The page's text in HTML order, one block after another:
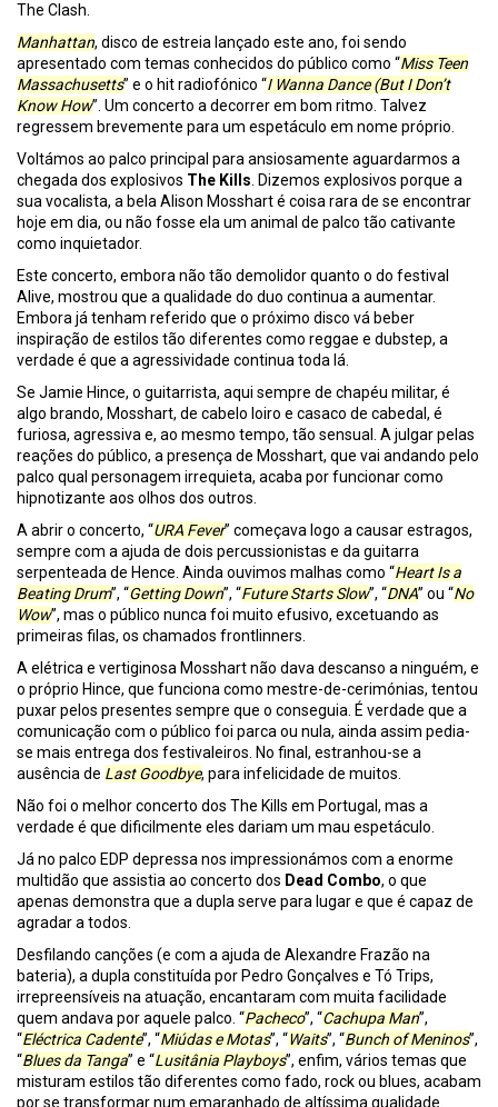
The Clash.
Manhattan, disco de estreia lançado este ano, foi sendo
apresentado com temas conhecidos do público como “Miss Teen
Massachusetts” e o hit radiofónico “I Wanna Dance (But I Don’t
Know How”. Um concerto a decorrer em bom ritmo. Talvez
regressem brevemente para um espetáculo em nome próprio.
Voltámos ao palco principal para ansiosamente aguardarmos a
chegada dos explosivos The Kills. Dizemos explosivos porque a
sua vocalista, a bela Alison Mosshart é coisa rara de se encontrar
hoje em dia, ou não fosse ela um animal de palco tão cativante
como inquietador.
Este concerto, embora não tão demolidor quanto o do festival
Alive, mostrou que a qualidade do duo continua a aumentar.
Embora já tenham referido que o próximo disco vá beber
inspiração de estilos tão diferentes como reggae e dubstep, a
verdade é que a agressividade continua toda lá.
Se Jamie Hince, o guitarrista, aqui sempre de chapéu militar, é
algo brando, Mosshart, de cabelo loiro e casaco de cabedal, é
furiosa, agressiva e, ao mesmo tempo, tão sensual. A julgar pelas
reações do público, a presença de Mosshart, que vai andando pelo
palco qual personagem irrequieta, acaba por funcionar como
hipnotizante aos olhos dos outros.
A abrir o concerto, “URA Fever” começava logo a causar estragos,
sempre com a ajuda de dois percussionistas e da guitarra
serpenteada de Hence. Ainda ouvimos malhas como “Heart Is a
Beating Drum”, “Getting Down”, “Future Starts Slow”, “DNA” ou “No
Wow”, mas o público nunca foi muito efusivo, excetuando as
primeiras filas, os chamados frontlinners.
A elétrica e vertiginosa Mosshart não dava descanso a ninguém, e
o próprio Hince, que funciona como mestre-de-cerimónias, tentou
puxar pelos presentes sempre que o conseguia. É verdade que a
comunicação com o público foi parca ou nula, ainda assim pedia-
se mais entrega dos festivaleiros. No final, estranhou-se a
ausência de Last Goodbye, para infelicidade de muitos.
Não foi o melhor concerto dos The Kills em Portugal, mas a
verdade é que dificilmente eles dariam um mau espetáculo.
Já no palco EDP depressa nos impressionámos com a enorme
multidão que assistia ao concerto dos Dead Combo, o que
apenas demonstra que a dupla serve para lugar e que é capaz de
agradar a todos.
Desfilando canções (e com a ajuda de Alexandre Frazão na
bateria), a dupla constituída por Pedro Gonçalves e Tó Trips,
irrepreensíveis na atuação, encantaram com muita facilidade
quem andava por aquele palco. “Pacheco”, “Cachupa Man”,
“Eléctrica Cadente”, “Miúdas e Motas”, “Waits”, “Bunch of Meninos”,
“Blues da Tanga” e “Lusitânia Playboys”, enfim, vários temas que
misturam estilos tão diferentes como fado, rock ou blues, acabam
por se transformar num emaranhado de altíssima qualidade.